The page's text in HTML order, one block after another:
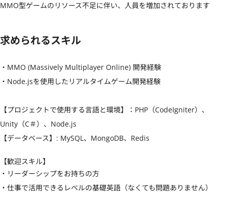
MMO型ゲームのリソース不足に伴い、人員を増加されております
求められるスキル
・MMO (Massively Multiplayer Online) 開発経験
・Node.jsを使用したリアルタイムゲーム開発経験
【プロジェクトで使用する言語と環境】：PHP（CodeIgniter）、
Unity（C＃）、Node.js
【データベース】: MySQL、MongoDB、Redis
【歓迎スキル】
・リーダーシップをお持ちの方
・仕事で活用できるレベルの基礎英語（なくても問題ありません）